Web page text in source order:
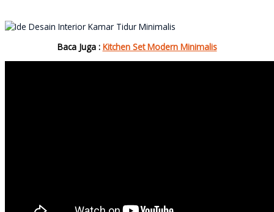
Baca Juga : Kitchen Set Modern Minimalis